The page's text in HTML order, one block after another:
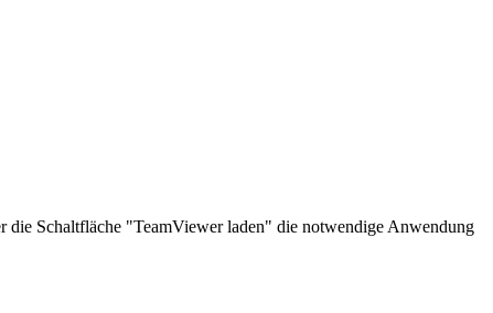
die Schaltfläche "TeamViewer laden" die notwendige Anwendung